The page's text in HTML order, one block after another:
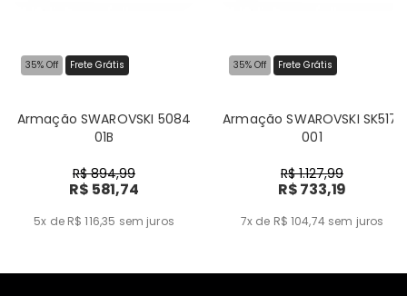
35% Off Frete Grátis
Armação SWAROVSKI 5084
01B
R$ 894,99
R$ 581,74
5x de R$ 116,35 sem juros
35% Off Frete Grátis
Armação SWAROVSKI SK5171
001
R$ 1.127,99
R$ 733,19
7x de R$ 104,74 sem juros